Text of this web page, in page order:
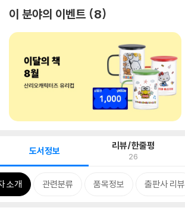
이 분야의 이벤트 8
도서정보 리뷰/한줄평
26
소개 관련분류 품목정보 출판사 리뷰